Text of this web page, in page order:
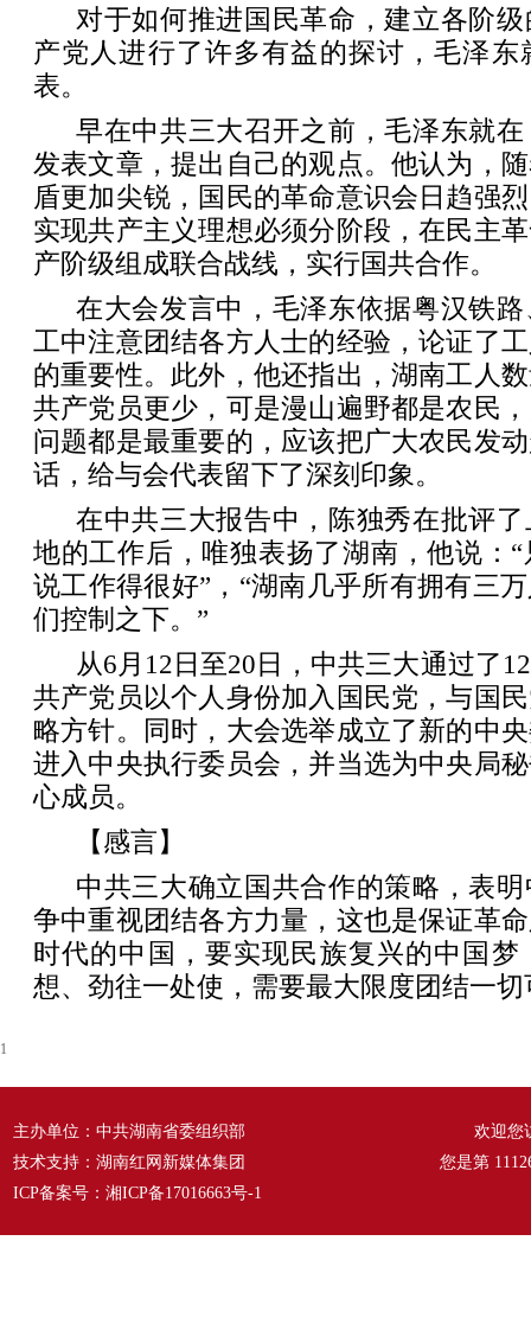
对于如何推进国民革命，建立各阶
产党人进行了许多有益的探讨，毛泽
表。
早在中共三大召开之前，毛泽东就
发表文章，提出自己的观点。他认为，
盾更加尖锐，国民的革命意识会日趋强
实现共产主义理想必须分阶段，在民主
产阶级组成联合战线，实行国共合作。
在大会发言中，毛泽东依据粤汉铁
工中注意团结各方人士的经验，论证了
的重要性。此外，他还指出，湖南工人
共产党员更少，可是漫山遍野都是农民
问题都是最重要的，应该把广大农民发
话，给与会代表留下了深刻印象。
在中共三大报告中，陈独秀在批评
地的工作后，唯独表扬了湖南，他说：
说工作得很好”，“湖南几乎所有拥有三
们控制之下。”
从6月12日至20日，中共三大通过了
共产党员以个人身份加入国民党，与国
略方针。同时，大会选举成立了新的中
进入中央执行委员会，并当选为中央局
心成员。
【感言】
中共三大确立国共合作的策略，表
争中重视团结各方力量，这也是保证革
时代的中国，要实现民族复兴的中国梦
想、劲往一处使，需要最大限度团结一
1
主办单位：中共湖南省委组织部
技术支持：湖南红网新媒体集团
ICP备案号： 湘ICP备17016663号-1
欢迎您
您是第